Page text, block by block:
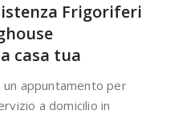
Frigoriferi
casa tua
un appuntamento per
a domicilio in